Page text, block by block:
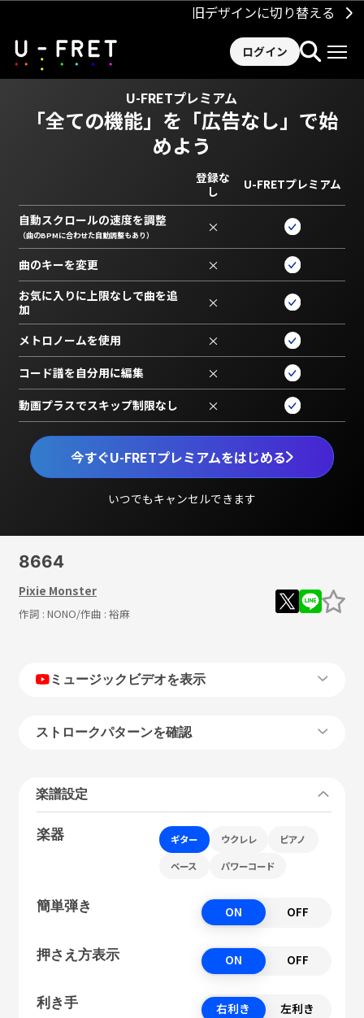
旧デザインに切り替える
ログイン
U-FRETプレミアム
「全ての機能」を 「広告なし」で始
めよう
今すぐU-FRETプレミアムをはじめる
いつでもキャンセルできます
登録な
し
U-FRETプレミアム
自動スクロールの速度を調整
（曲のBPMに合わせた自動調整もあり） ×
曲のキーを変更 ×
お気に入りに上限なしで曲を追
加
×
メトロノームを使用 ×
コード譜を自分用に編集 ×
動画プラスでスキップ制限なし ×
8664
Pixie Monster
作詞 : NONO/作曲 : 裕麻
ミュージックビデオを表示
ストロークパターンを確認
楽譜設定
楽器 ギター ウクレレ ピアノ
ベース パワーコード
簡単弾き ON OFF
押さえ方表示 ON OFF
利き手 右利き 左利き